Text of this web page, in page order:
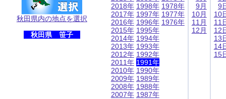
秋田県内の地点を選択
秋田県 笹子
2018年
2017年
2016年
2015年
2014年
2013年
2012年
2011年
2010年
2009年
2008年
2007年
1998年
1997年
1996年
1995年
1994年
1993年
1992年
1991年
1990年
1989年
1988年
1987年
1978年
1977年
1976年
9月
10月
11月
12月
9
10
11
12
13
14
15